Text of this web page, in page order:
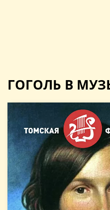
ГОГОЛЬ В